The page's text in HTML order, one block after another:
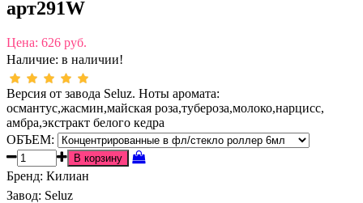
арт291W
Цена: 626 руб.
Наличие: в наличии!
Версия от завода Seluz. Ноты аромата:
османтус,жасмин,майская роза,тубероза,молоко,нарцисс,
амбра,экстракт белого кедра
ОБЪЕМ:
Бренд: Килиан
Завод: Seluz